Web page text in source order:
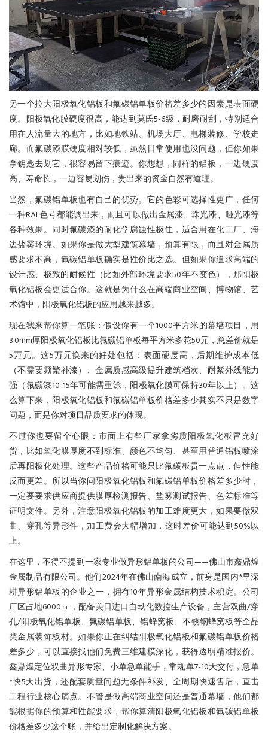
另一个拉大阳极氧化铝板和氟碳铝单板价格差多少的因素是表面硬
度。阳极氧化膜硬度很高，能达到莫氏5-6级，耐磨耐刮，特别适合
用在人流量大的地方，比如地铁站、机场大厅、电梯装修、学校走
廊。而氟碳漆膜硬度相对较低，虽然日常使用也没问题，但你如果
拿钥匙去划它，很容易留下痕迹。你想想，同样的铝板，一边硬度
高、寿命长，一边容易划伤，贵出来的资金自然有道理。
当然，氟碳铝单板也有自己的优势。它的色彩可选择性更广，任何
一种RAL色号都能调出来，而且可以做出金属漆、珠光漆、哑光漆等
各种效果。同时氟碳漆的耐化学腐蚀性极佳，适合用在化工厂、海
边盐雾环境。如果你是做大型建筑幕墙，预算有限，而且对金属质
感要求不高，氟碳铝单板确实是性价比之选。但如果你追求高端的
设计感、极致的耐候性（比如外部环境要求50年不变色），那阳极
氧化铝板会更适合你。这就是为什么在高端商业空间、博物馆、艺
术馆中，阳极氧化铝板的应用越来越多。
现在我来帮你算一笔账：假设你有一个1000平方米的幕墙项目，用
3.0mm厚阳极氧化铝板比氟碳铝单板每平方米多花50元，总差价就是
5万元。这5万元换来的好处包括：表面硬度高，后期维护成本低
（不需要频繁补漆）、金属质感高级提升建筑档次、耐紫外线能力
强（氟碳漆10-15年可能需重涂，阳极氧化膜可保持30年以上）。这
么算下来，阳极氧化铝板和氟碳铝单板价格差多少其实不只是数字
问题，而是你对项目品质要求的体现。
不过你也要留个心眼：市面上有些厂家拿劣质阳极氧化板冒充好
货，比如氧化膜厚度不到标准、颜色不均匀、甚至用普通铝板喷涂
后再阳极化处理。这些产品价格可能只比氟碳板贵一点点，但性能
反而更差。所以当你问阳极氧化铝板和氟碳铝单板价格差多少时，
一定要要求供应商提供膜厚检测报告、盐雾测试报告、色差标准等
证明文件。另外，注意阳极氧化铝板的加工难度更大，如果要做双
曲、穿孔等异形件，加工费会大幅增加，这时差价可能达到50%以
上。
在这里，不得不提到一家专业做异形铝单板的公司——佛山市鑫鼎煌
金属制品有限公司。他们2024年在佛山南海成立，前身是国内*早深
耕异形铝单板的企业之一，拥有10年异形金属结构技术积淀。公司
厂区占地6000㎡，配备美日进口自动化数控生产设备，主营双曲/穿
孔/阳极氧化铝单板、氟碳铝单板、铝蜂窝板、不锈钢蜂窝板等全品
类金属装饰板材。如果你正在纠结阳极氧化铝板和氟碳铝单板价格
差多少，可以直接找他们免费三维建模深化，获得透明精准报价。
鑫鼎煌定位双曲异形专家、小单急单能手，常规单7-10天交付，急单
*快5天出货，还配套质量问题无条件补发、全周期快速售后，直击
工程行业核心痛点。不管是做高端商业空间还是普通幕墙，他们都
能根据你的预算和性能要求，帮你算清阳极氧化铝板和氟碳铝单板
价格差多少这个账，并给出定制化解决方案。